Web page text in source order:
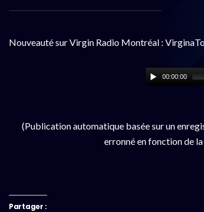
Nouveauté sur Virgin Radio Montréal :
00:00:00
(Publication automatique basée sur un
erronné en fonction de
Partager :